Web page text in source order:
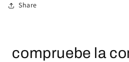
Share
compruebe la